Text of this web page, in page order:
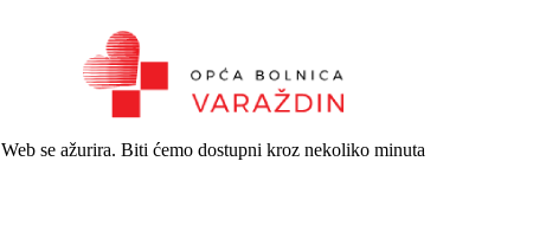
Web se ažurira. Biti ćemo dostupni kroz nekoliko minuta